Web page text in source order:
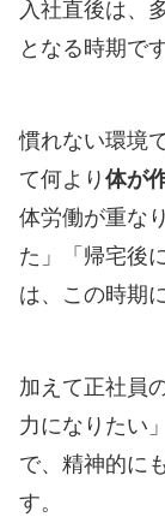
入社直後は、
となる時期です
慣れない環境
て何より 体が
体労働が重な
た」「帰宅後
は、この時期
加えて正社員
力になりたい
で、精神的に
す。